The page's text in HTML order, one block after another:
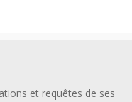
et requêtes de ses